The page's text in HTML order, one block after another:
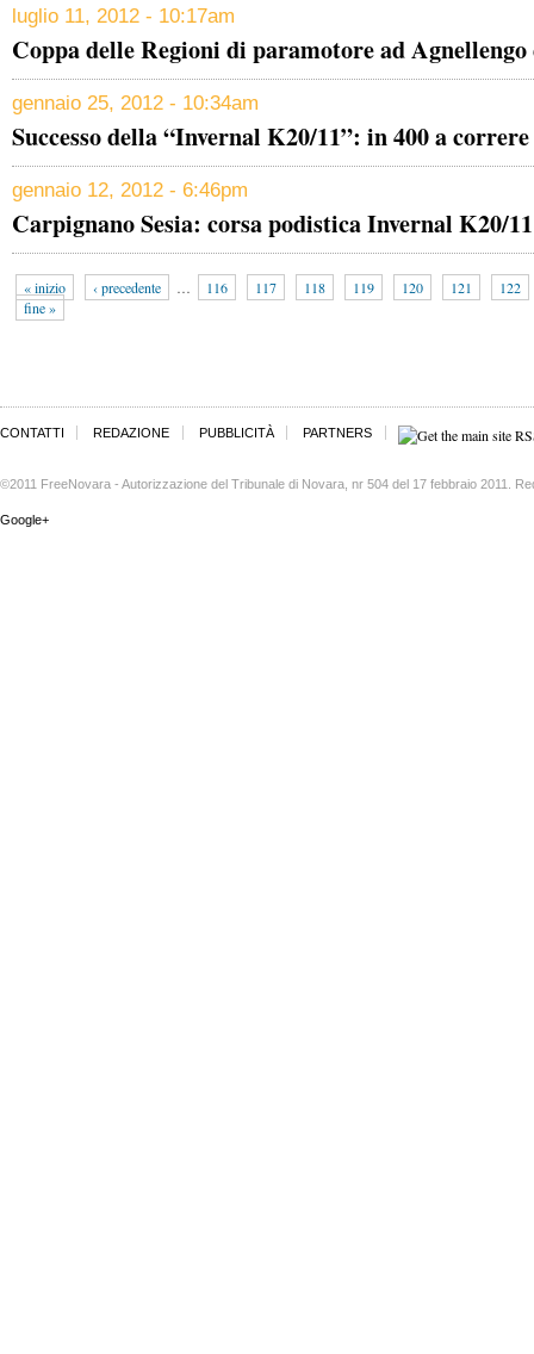
luglio 11, 2012 - 10:17am
Coppa delle Regioni di paramotore ad
gennaio 25, 2012 - 10:34am
Successo della “Invernal K20/11”: in 400 a
gennaio 12, 2012 - 6:46pm
Carpignano Sesia: corsa podistica Invernal K20/11
« inizio ‹ precedente … 116 117 118 119 120 121
122
fine »
CONTATTI REDAZIONE PUBBLICITÀ PARTNERS
©2011 FreeNovara - Autorizzazione del Tribunale di Novara, nr 504 del 17 febbraio 2011.
Google+